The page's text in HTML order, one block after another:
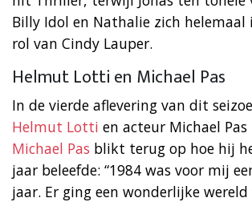
Billy Idol en Nathalie zich
rol van Cindy Lauper.
Helmut Lotti en Michael Pas
In de vierde aflevering van dit
Helmut Lotti en acteur Michael
Michael Pas blikt terug op hoe hij
jaar beleefde: “1984 was voor mij
jaar. Er ging een wonderlijke